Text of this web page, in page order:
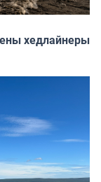
хедлайнеры